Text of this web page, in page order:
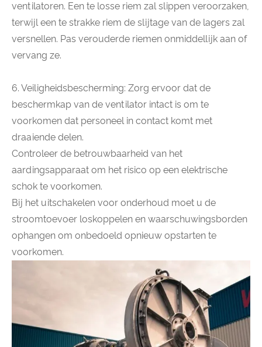
ventilatoren. Een te losse riem zal slippen veroorzaken,
terwijl een te strakke riem de slijtage van de lagers zal
versnellen. Pas verouderde riemen onmiddellijk aan of
vervang ze.
6. Veiligheidsbescherming: Zorg ervoor dat de
beschermkap van de ventilator intact is om te
voorkomen dat personeel in contact komt met
draaiende delen.
Controleer de betrouwbaarheid van het
aardingsapparaat om het risico op een elektrische
schok te voorkomen.
Bij het uitschakelen voor onderhoud moet u de
stroomtoevoer loskoppelen en waarschuwingsborden
ophangen om onbedoeld opnieuw opstarten te
voorkomen.